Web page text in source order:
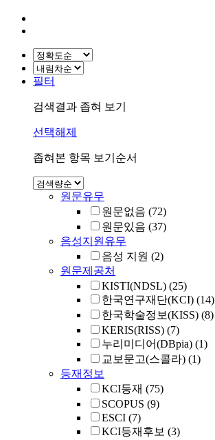
필터
검색결과 좁혀 보기
선택해제
좁혀본 항목 보기순서
원문유무
원문없음 (72)
원문있음 (37)
음성지원유무
음성 지원 (2)
원문제공처
KISTI(NDSL) (25)
한국연구재단(KCI) (14)
한국학술정보(KISS) (8)
KERIS(RISS) (7)
누리미디어(DBpia) (1)
교보문고(스콜라) (1)
등재정보
KCI등재 (75)
SCOPUS (9)
ESCI (7)
KCI등재후보 (3)